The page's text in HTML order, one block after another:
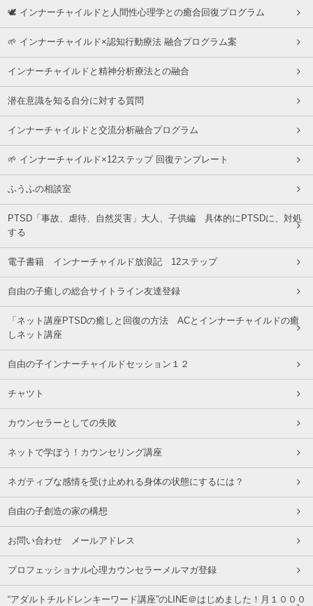
🕊 インナーチャイルドと人間性心理学との癒合回復プログラム
🌱 インナーチャイルド×認知行動療法 融合プログラム案
インナーチャイルドと精神分析療法との融合
潜在意識を知る自分に対する質問
インナーチャイルドと交流分析融合プログラム
🌱 インナーチャイルド×12ステップ 回復テンプレート
ふうふの相談室
PTSD「事故、虐待、自然災害」大人、子供編 具体的にPTSDに、対処
する
電子書籍 インナーチャイルド放浪記 12ステップ
自由の子癒しの総合サイトライン友達登録
「ネット講座PTSDの癒しと回復の方法 ACとインナーチャイルドの癒
しネット講座
自由の子インナーチャイルドセッション１２
チャツト
カウンセラーとしての失敗
ネットで学ぼう！カウンセリング講座
ネガティブな感情を受け止めれる身体の状態にするには？
自由の子創造の家の構想
お問い合わせ メールアドレス
プロフェッショナル心理カウンセラーメルマガ登録
“アダルトチルドレンキーワード講座”のLINE＠はじめました！月１０００